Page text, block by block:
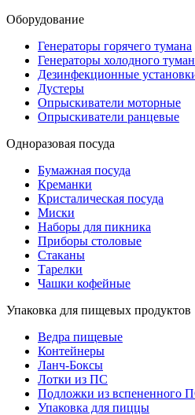
Оборудование
Генераторы горячего тумана
Генераторы холодного
Дезинфекционные
Дустеры
Опрыскиватели моторные
Опрыскиватели ранцевые
Одноразовая посуда
Бумажная посуда
Креманки
Кристалическая посуда
Миски
Наборы для пикника
Приборы столовые
Стаканы
Тарелки
Чашки кофейные
Упаковка для пищевых продуктов
Ведра пищевые
Контейнеры
Ланч-Боксы
Лотки из ПС
Подложки из вспененного
Упаковка для пиццы